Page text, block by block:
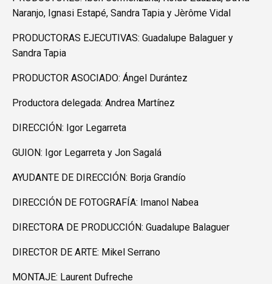
Naranjo, Ignasi Estapé, Sandra Tapia y Jèrôme Vidal
PRODUCTORAS EJECUTIVAS: Guadalupe Balaguer y
Sandra Tapia
PRODUCTOR ASOCIADO: Ángel Durántez
Productora delegada: Andrea Martínez
DIRECCIÓN: Igor Legarreta
GUION: Igor Legarreta y Jon Sagalá
AYUDANTE DE DIRECCIÓN: Borja Grandío
DIRECCIÓN DE FOTOGRAFÍA: Imanol Nabea
DIRECTORA DE PRODUCCIÓN: Guadalupe Balaguer
DIRECTOR DE ARTE: Mikel Serrano
MONTAJE: Laurent Dufreche